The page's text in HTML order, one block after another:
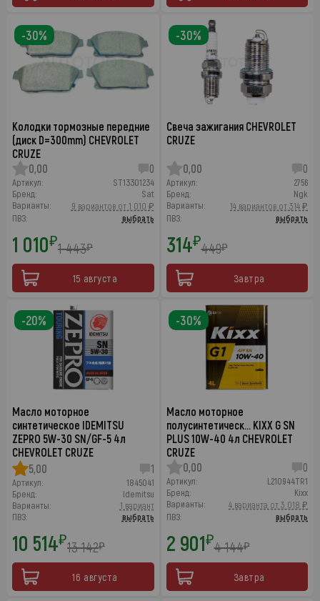
Колодки тормозные передние
(диск D=300mm) CHEVROLET
CRUZE
0,00
0
Артикул:
ST13301234
Бренд:
Sat
Варианты:
9 вариантов от 1 010 ₽
ПВЗ:
выбрать
1 010₽1 443₽
15 августа
-30%
Свеча зажигания CHEVROLET
CRUZE
0,00 0
Артикул:
2756
Бренд:
Ngk
Варианты:
14 вариантов от 314 ₽
ПВЗ:
выбрать
314₽449₽
Завтра
-30%
Масло моторное
синтетическое IDEMITSU
ZEPRO 5W-30 SN/GF-5 4л
CHEVROLET CRUZE
5,00
1
Артикул:
1845041
Бренд:
Idemitsu
Варианты:
1 вариант
ПВЗ:
выбрать
10 514₽13 142₽
16 августа
-20%
Масло моторное
полусинтетическ… KIXX G SN
PLUS 10W-40 4л CHEVROLET
CRUZE
0,00
0
Артикул:
L210944TR1
Бренд:
Kixx
Варианты:
4 варианта от 3 018 ₽
ПВЗ:
выбрать
2 901₽4 144₽
Завтра
-30%